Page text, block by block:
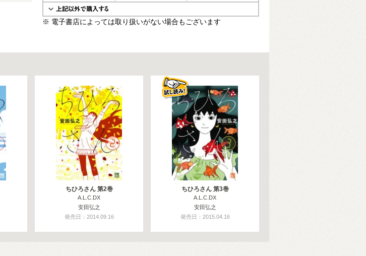
※ 電子書店によっては取り扱いがない場合もございます
ちひろさん 第2巻
A.L.C.DX
安田弘之
発売日：2014.09.16
ちひろさん 第3巻
A.L.C.DX
安田弘之
発売日：2015.04.16